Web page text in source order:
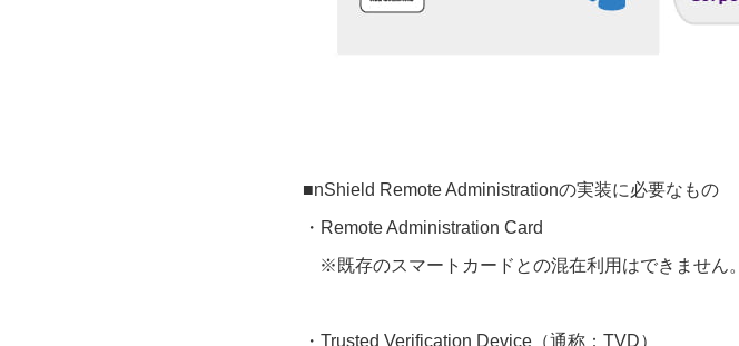
■nShield Remote Administrationの実装に必要なもの
・Remote Administration Card
※既存のスマートカードとの混在利用はできません。
・Trusted Verification Device（通称：TVD）